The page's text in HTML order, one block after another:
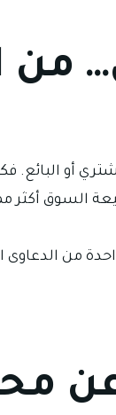
من
أو
السوق
من الدعاوى